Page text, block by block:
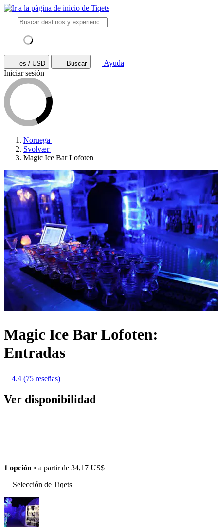
es / USD Buscar
Ayuda
Iniciar sesión
Noruega
Svolvær
Magic Ice Bar Lofoten
Magic Ice Bar Lofoten:
Entradas
4.4 (75 reseñas)
Ver disponibilidad
1 opción • a partir de 34,17 US$
Selección de Tiqets